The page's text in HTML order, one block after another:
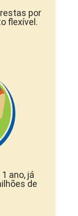
por
flexível.
ano, já
de